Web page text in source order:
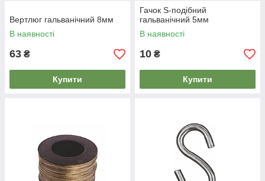
Вертлюг гальванічний 8мм
В наявності
63 ₴
Купити
Гачок S-подібний
гальванічний 5мм
В наявності
10 ₴
Купити